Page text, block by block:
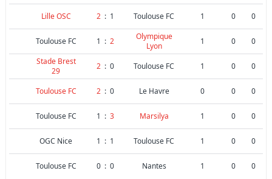
Lille OSC 2 : 1 Toulouse FC 1 0 0
Toulouse FC 1 : 2
Olympique
Lyon
1 0
0
Stade Brest
29
2 : 0 Toulouse FC 1 0 0
Toulouse FC 2 : 0 Le Havre 0 0 0
Toulouse FC 1 : 3 Marsilya 1 0 0
OGC Nice 1 : 1 Toulouse FC 1 0 0
Toulouse FC 0 : 0 Nantes 1 0 0